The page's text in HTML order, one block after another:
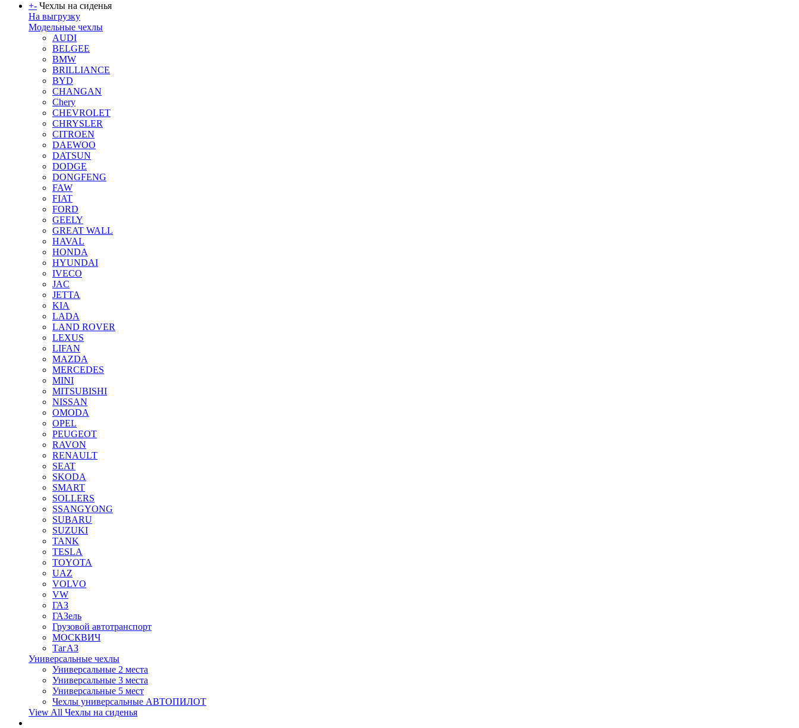
+- Чехлы на сиденья
На выгрузку
Модельные чехлы
AUDI
BELGEE
BMW
BRILLIANCE
BYD
CHANGAN
Chery
CHEVROLET
CHRYSLER
CITROEN
DAEWOO
DATSUN
DODGE
DONGFENG
FAW
FIAT
FORD
GEELY
GREAT WALL
HAVAL
HONDA
HYUNDAI
IVECO
JAC
JETTA
KIA
LADA
LAND ROVER
LEXUS
LIFAN
MAZDA
MERCEDES
MINI
MITSUBISHI
NISSAN
OMODA
OPEL
PEUGEOT
RAVON
RENAULT
SEAT
SKODA
SMART
SOLLERS
SSANGYONG
SUBARU
SUZUKI
TANK
TESLA
TOYOTA
UAZ
VOLVO
VW
ГАЗ
ГАЗель
Грузовой автотранспорт
МОСКВИЧ
ТагАЗ
Универсальные чехлы
Универсальные 2 места
Универсальные 3 места
Универсальные 5 мест
Чехлы универсальные АВТОПИЛОТ
View All Чехлы на сиденья